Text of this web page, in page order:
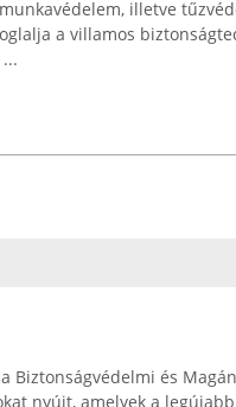
illetve
a villamos
Biztonságvédelmi és
nyújt, amelyek a